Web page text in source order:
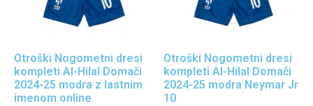
Otroški Nogometni dresi
kompleti Al-Hilal Domači
2024-25 modra z lastnim
imenom online
Otroški Nogometni dresi
kompleti Al-Hilal Domači
2024-25 modra Neymar Jr
10